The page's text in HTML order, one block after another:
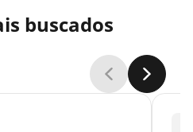
buscados